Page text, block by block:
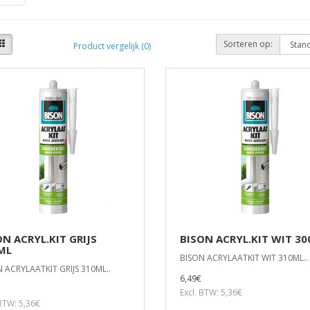
Product vergelijk (0) Sorteren op:
ACRYL.KIT GRIJS
ACRYLAATKIT GRIJS 310ML..
5,36€
BISON ACRYL.KIT WIT
BISON ACRYLAATKIT WIT 310ML..
6,49€
Excl. BTW: 5,36€